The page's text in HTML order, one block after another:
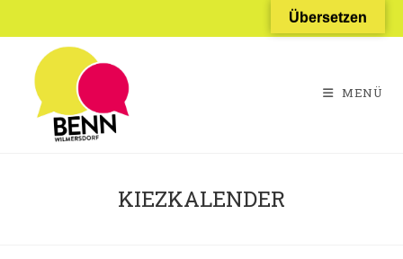
Inhalt
springen
MENÜ
KIEZKALENDER
Übersetzen